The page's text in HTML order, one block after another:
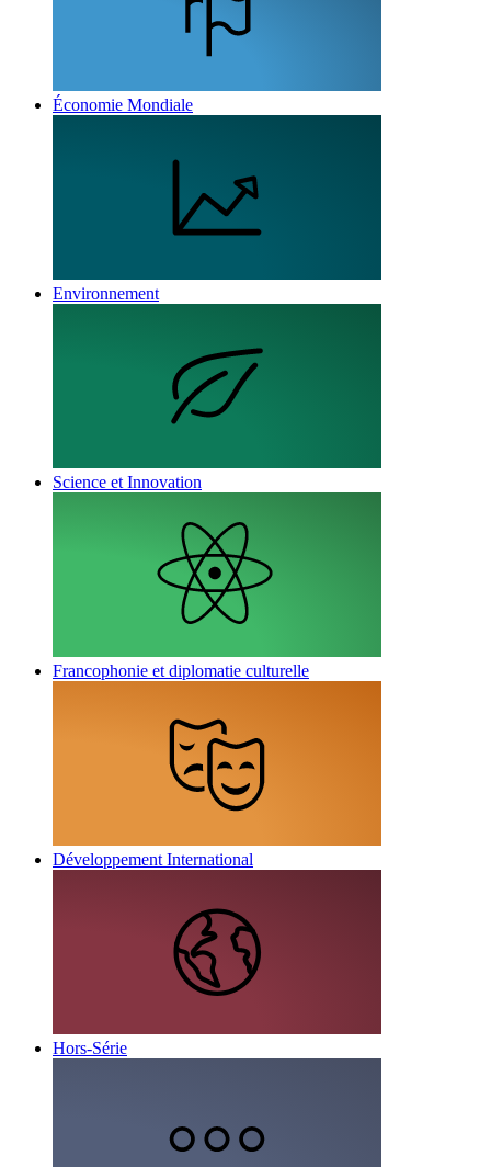
Économie Mondiale
Environnement
Science et Innovation
Francophonie et diplomatie culturelle
Développement International
Hors-Série